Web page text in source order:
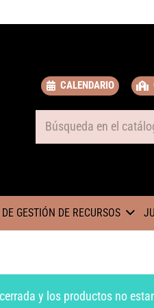
CALENDARIO
GESTIÓN DE RECURSOS
y los productos no